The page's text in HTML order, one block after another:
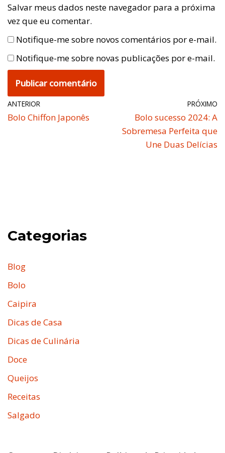
Salvar meus dados neste navegador para a próxima
vez que eu comentar.
Notifique-me sobre novos comentários por e-mail.
Notifique-me sobre novas publicações por e-mail.
ANTERIOR
Bolo Chiffon Japonês
PRÓXIMO
Bolo sucesso 2024: A
Sobremesa Perfeita que
Une Duas Delícias
Categorias
Blog
Bolo
Caipira
Dicas de Casa
Dicas de Culinária
Doce
Queijos
Receitas
Salgado